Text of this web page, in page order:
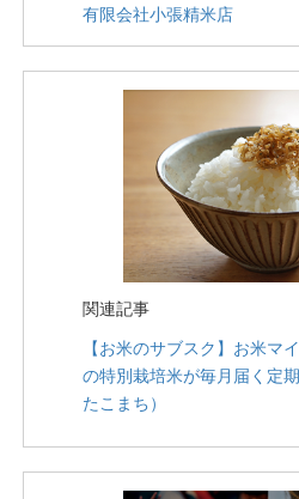
有限会社小張精米店
関連記事
【お米のサブスク】お米マ
の特別栽培米が毎月届く定
たこまち）